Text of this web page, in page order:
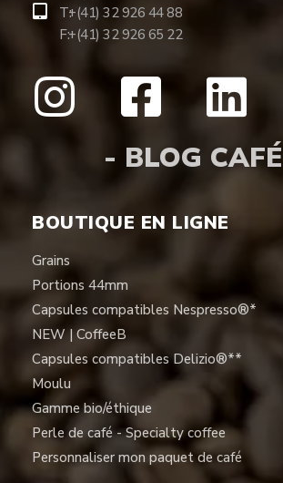
T:
F:
+(41) 32 926 44 88
+(41) 32 926 65 22
- BLOG
BOUTIQUE EN LIGNE
Grains
Portions 44mm
Capsules compatibles Nespresso®*
NEW | CoffeeB
Capsules compatibles Delizio®**
Moulu
Gamme bio/éthique
Perle de café - Specialty coffee
Personnaliser mon paquet de café